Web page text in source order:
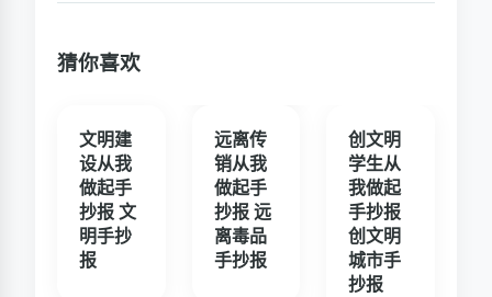
猜你喜欢
文明建
设从我
做起手
抄报 文
明手抄
报
远离传
销从我
做起手
抄报 远
离毒品
手抄报
创文明
学生从
我做起
手抄报
创文明
城市手
抄报